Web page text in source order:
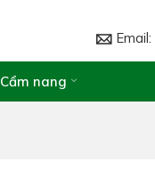
Email:
Cẩm nang